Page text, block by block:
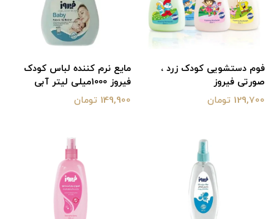
فوم دستشویی کودک زرد ،
صورتی فیروز
129,700 تومان
مایع نرم کننده لباس کودک
فیروز 1000میلی لیتر آبی
149,900 تومان